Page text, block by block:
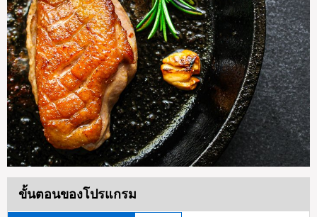
ขั้นตอนของโปรแกรม